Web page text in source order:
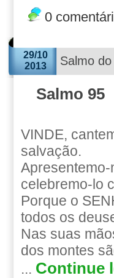
0
29/10
2013
Salmo
Salmo 95
VINDE,
salvação.
celebremo-lo
Porque o
todos os
Nas suas
dos montes
... Continue